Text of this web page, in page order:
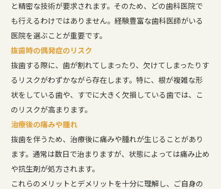
と精密な技術が要求されます。そのため、どの歯科医院で
も行えるわけではありません。経験豊富な歯科医師がいる
医院を選ぶことが重要です。
抜歯時の偶発症のリスク
抜歯する際に、歯が割れてしまったり、欠けてしまったりす
るリスクがわずかながら存在します。特に、根が複雑な形
状をしている歯や、すでに大きく欠損している歯では、こ
のリスクが高まります。
治療後の痛みや腫れ
抜歯を伴うため、治療後に痛みや腫れが生じることがあり
ます。通常は数日で治まりますが、状態によっては痛み止め
や抗生剤が処方されます。
これらのメリットとデメリットを十分に理解し、ご自身の